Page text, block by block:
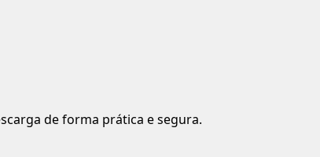
de forma prática e segura.